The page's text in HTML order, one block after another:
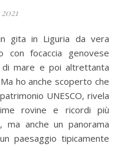
con focaccia genovese
di mare e poi altrettanta
ho anche scoperto che
UNESCO, rivela
rovine e ricordi più
ma anche un panorama
paesaggio tipicamente